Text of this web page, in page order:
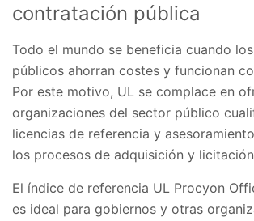
contratación pública
Todo el mundo se beneficia cuando
públicos ahorran costes y funcionan
Por este motivo, UL se complace en
organizaciones del sector público
licencias de referencia y
los procesos de adquisición y
El índice de referencia UL Procyon
es ideal para gobiernos y otras